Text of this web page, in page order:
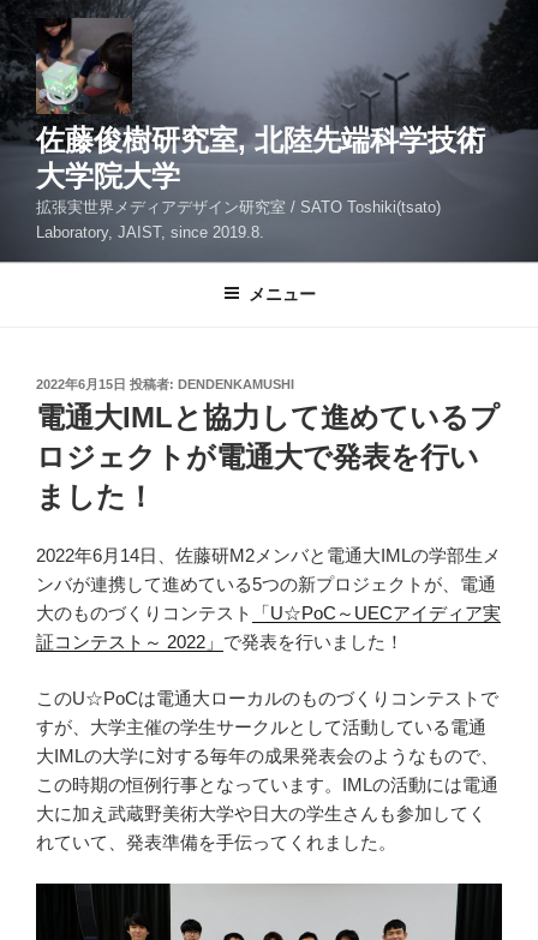
コ
ン
テ
ン
ツ
佐藤俊樹研究室, 北陸先端科学技術
大学院大学
拡張実世界メディアデザイン研究室 / SATO Toshiki(tsato)
Laboratory, JAIST, since 2019.8.
メニュー
投
稿
日:
2022年6月15日 投稿者: DENDENKAMUSHI
電通大IMLと協力して進めているプ
ロジェクトが電通大で発表を行い
ました！
2022年6月14日、佐藤研M2メンバと電通大IMLの学部生メ
ンバが連携して進めている5つの新プロジェクトが、電通
大のものづくりコンテスト
「U☆PoC～UECアイディア実
証コンテスト～ 2022」 で発表を行いました！
このU☆PoCは電通大ローカルのものづくりコンテストで
すが、大学主催の学生サークルとして活動している電通
大IMLの大学に対する毎年の成果発表会のようなもので、
この時期の恒例行事となっています。IMLの活動には電通
大に加え武蔵野美術大学や日大の学生さんも参加してく
れていて、発表準備を手伝ってくれました。